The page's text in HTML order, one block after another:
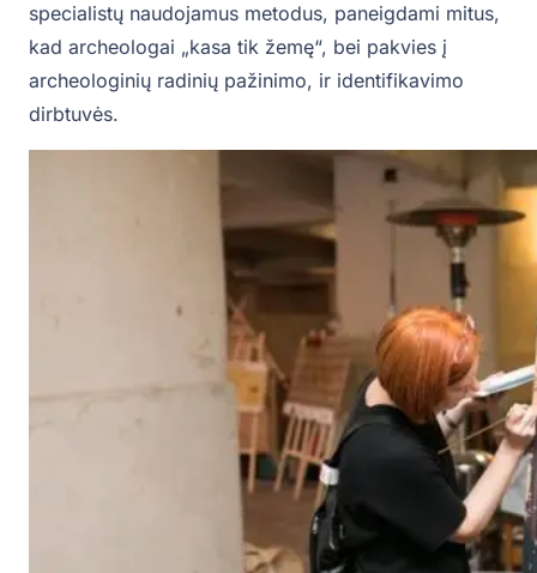
specialistų naudojamus metodus, paneigdami mitus,
kad archeologai „kasa tik žemę“, bei pakvies į
archeologinių radinių pažinimo, ir identifikavimo
dirbtuvės.